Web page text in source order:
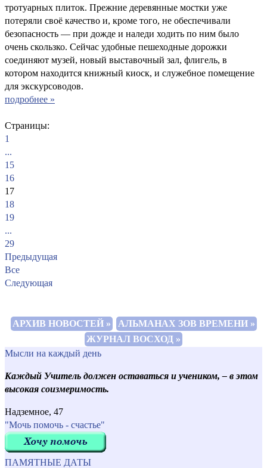
тротуарных плиток. Прежние деревянные мостки уже
потеряли своё качество и, кроме того, не обеспечивали
безопасность — при дожде и наледи ходить по ним было
очень скользко. Сейчас удобные пешеходные дорожки
соединяют музей, новый выставочный зал, флигель, в
котором находится книжный киоск, и служебное помещение
для экскурсоводов.
подробнее »
Страницы:
1
...
15
16
17
18
19
...
29
Предыдущая
Все
Следующая
АРХИВ НОВОСТЕЙ »
АЛЬМАНАХ ЗОВ ВРЕМЕНИ »
ЖУРНАЛ ВОСХОД »
Мысли на каждый день
Каждый Учитель должен оставаться и учеником, – в этом
высокая соизмеримость.
Надземное, 47
"Мочь помочь - счастье"
ПАМЯТНЫЕ ДАТЫ